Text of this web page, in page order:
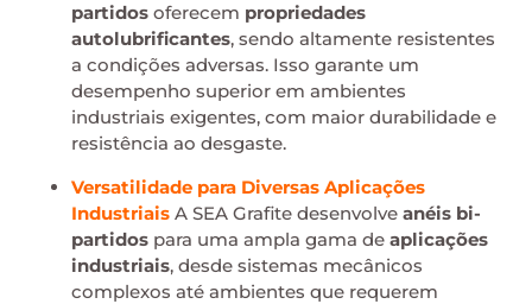
partidos oferecem propriedades
autolubrificantes, sendo altamente resistentes
a condições adversas. Isso garante um
desempenho superior em ambientes
industriais exigentes, com maior durabilidade e
resistência ao desgaste.
Versatilidade para Diversas Aplicações
Industriais A SEA Grafite desenvolve anéis bi-
partidos para uma ampla gama de aplicações
industriais, desde sistemas mecânicos
complexos até ambientes que requerem